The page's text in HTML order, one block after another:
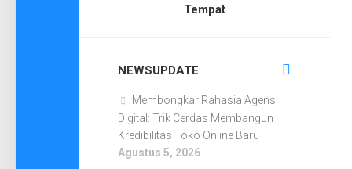
Tempat
NEWSUPDATE
Membongkar Rahasia Agensi
Digital: Trik Cerdas Membangun
Kredibilitas Toko Online Baru
Agustus 5, 2026